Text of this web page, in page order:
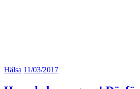
Hälsa 11/03/2017